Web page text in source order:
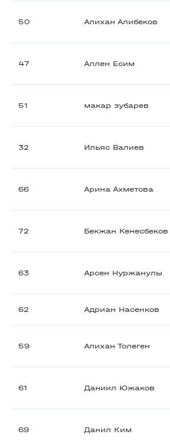
50 Алихан Алибеков
47 Аллен Есим
51 макар зубарев
32 Ильяс Валиев
66 Арина Ахметова
72 Бекжан Кенесбеков
63 Арсен Нуржанулы
62 Адриан Насенков
59 Алихан Толеген
61 Даниил Южаков
69 Данил Ким